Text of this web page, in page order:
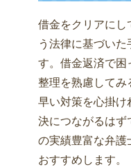
借金をクリアにし
う法律に基づい
す。借金返済で困
整理を熟慮してみ
早い対策を心掛け
決につながるはず
の実績豊富な弁護
おすすめします。